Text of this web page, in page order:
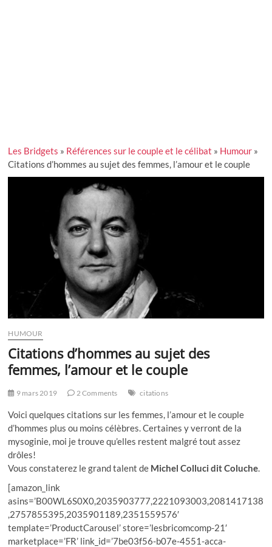
Les Bridgets » Références sur le couple et le célibat » Humour »
Citations d’hommes au sujet des femmes, l’amour et le couple
HUMOUR
Citations d’hommes au sujet des
femmes, l’amour et le couple
9 mars 2019 2 Comments citations
Voici quelques citations sur les femmes, l’amour et le couple
d’hommes plus ou moins célèbres. Certaines y verront de la
mysoginie, moi je trouve qu’elles restent malgré tout assez
drôles!
Vous constaterez le grand talent de Michel Colluci dit Coluche.
[amazon_link
asins=’B00WL6S0X0,2035903777,2221093003,2081417138
,2757855395,2035901189,2351559576′
template=’ProductCarousel’ store=’lesbricomcomp-21′
marketplace=’FR’ link_id=’7be03f56-b07e-4551-acca-